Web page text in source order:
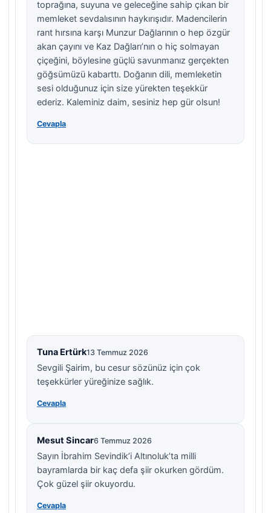
toprağına, suyuna ve geleceğine sahip çıkan bir
memleket sevdalısının haykırışıdır. Madencilerin
rant hırsına karşı Munzur Dağlarının o hep özgür
akan çayını ve Kaz Dağları’nın o hiç solmayan
çiçeğini, böylesine güçlü savunmanız gerçekten
göğsümüzü kabarttı. Doğanın dili, memleketin
sesi olduğunuz için size yürekten teşekkür
ederiz. Kaleminiz daim, sesiniz hep gür olsun!
Cevapla
Tuna Ertürk13 Temmuz 2026
Sevgili Şairim, bu cesur sözünüz için çok
teşekkürler yüreğinize sağlık.
Cevapla
Mesut Sincar6 Temmuz 2026
Sayın İbrahim Sevindik’i Altınoluk’ta milli
bayramlarda bir kaç defa şiir okurken gördüm.
Çok güzel şiir okuyordu.
Cevapla